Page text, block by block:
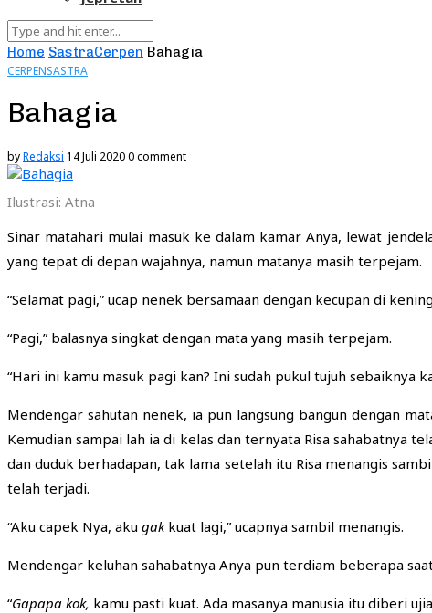
Home SastraCerpen Bahagia
CERPENSASTRA
Bahagia
byRedaksi 14 Juli 20200 comment
Ilustrasi: Atna
Sinar matahari mulai masuk ke dalam kamar Anya, lewat
yang tepat di depan wajahnya, namun matanya masih terpejam.
“Selamat pagi,” ucap nenek bersamaan dengan kecupan di
“Pagi,” balasnya singkat dengan mata yang masih terpejam.
“Hari ini kamu masuk pagi kan? Ini sudah pukul tujuh sebaiknya
Mendengar sahutan nenek, ia pun langsung bangun dengan
Kemudian sampai lah ia di kelas dan ternyata Risa sahabatnya
dan duduk berhadapan, tak lama setelah itu Risa menangis
telah terjadi.
“Aku capek Nya, aku gakkuat lagi,” ucapnya sambil menangis.
Mendengar keluhan sahabatnya Anya pun terdiam beberapa
“Gapapa kok, kamu pasti kuat. Ada masanya manusia itu diberi